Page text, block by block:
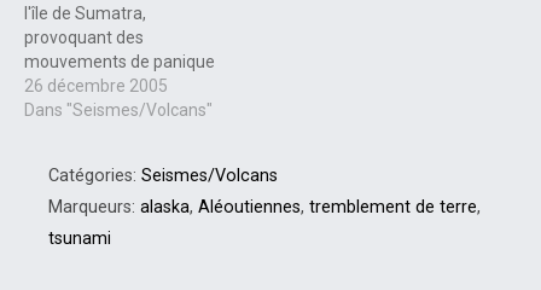
l'île de Sumatra,
provoquant des
mouvements de panique
dans la population et
l'effondrement
victimes... Les autorités
n'ont pas encore chiffré la
magnitude de la secousse
26 décembre 2005
Dans "Seismes/Volcans"
Catégories: Seismes/Volcans
Marqueurs: alaska, Aléoutiennes, tremblement de terre,
tsunami